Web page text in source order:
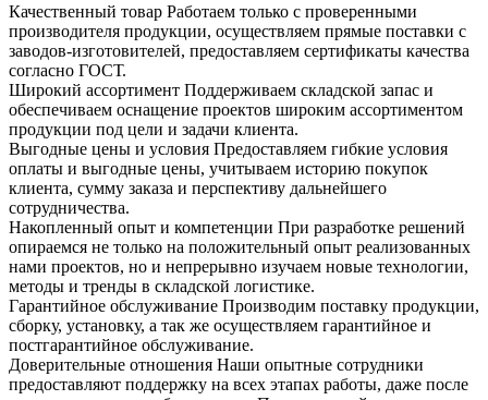
Качественный товар Работаем только с проверенными
производителя продукции, осуществляем прямые поставки с
заводов-изготовителей, предоставляем сертификаты качества
согласно ГОСТ.
Широкий ассортимент Поддерживаем складской запас и
обеспечиваем оснащение проектов широким ассортиментом
продукции под цели и задачи клиента.
Выгодные цены и условия Предоставляем гибкие условия
оплаты и выгодные цены, учитываем историю покупок
клиента, сумму заказа и перспективу дальнейшего
сотрудничества.
Накопленный опыт и компетенции При разработке решений
опираемся не только на положительный опыт реализованных
нами проектов, но и непрерывно изучаем новые технологии,
методы и тренды в складской логистике.
Гарантийное обслуживание Производим поставку продукции,
сборку, установку, а так же осуществляем гарантийное и
постгарантийное обслуживание.
Доверительные отношения Наши опытные сотрудники
предоставляют поддержку на всех этапах работы, даже после